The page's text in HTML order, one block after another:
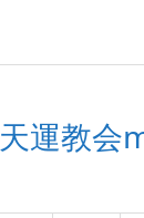
天運教会